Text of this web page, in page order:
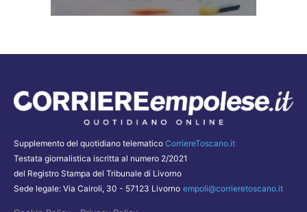
Supplemento del quotidiano telematico CorriereToscano.it
Testata giornalistica iscritta al numero 2/2021
del Registro Stampa del Tribunale di Livorno
Sede legale: Via Cairoli, 30 - 57123 Livorno empoli@corrieretoscano.it